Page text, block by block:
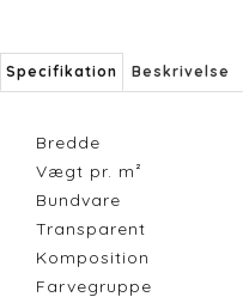
Specifikation Beskrivelse
Bredde
Vægt pr. m²
Bundvare
Transparent
Komposition
Farvegruppe